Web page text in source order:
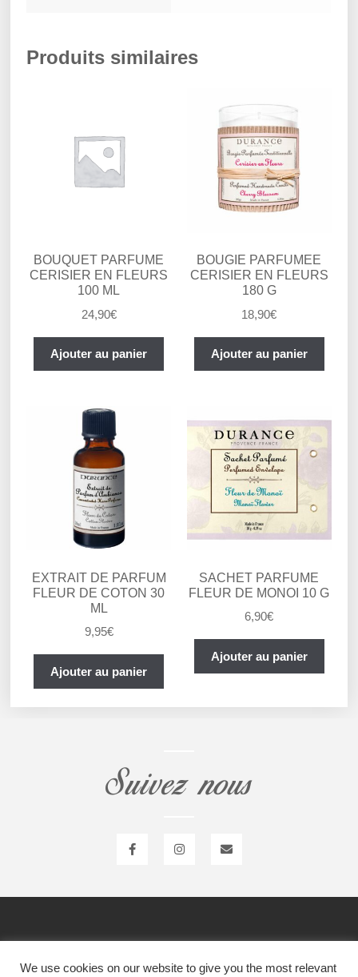
Produits similaires
BOUQUET PARFUME
CERISIER EN FLEURS
100 ML
24,90€
Ajouter au panier
BOUGIE PARFUMEE
CERISIER EN FLEURS
180 G
18,90€
Ajouter au panier
EXTRAIT DE PARFUM
FLEUR DE COTON 30
ML
9,95€
Ajouter au panier
SACHET PARFUME
FLEUR DE MONOI 10 G
6,90€
Ajouter au panier
Suivez nous
We use cookies on our website to give you the most relevant